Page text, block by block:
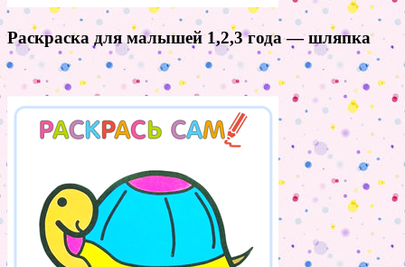
Раскраска для малышей 1,2,3 года — шляпка